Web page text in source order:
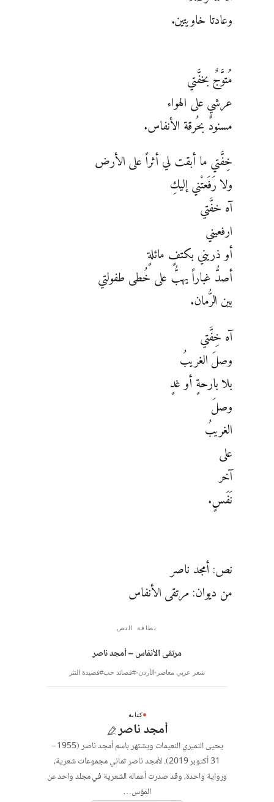
وعادتا خاويتين.
مُتوَّجٌ بخفَّتي
عرشي على الهواء
مسنودٌ بحُرقة الأنفاس.
خِفَّتي ما أبقت لي أثراً على الأرض
ولا رَفَعتْني إليكِ
آه خفَّتي
ارفعيني
أو ذريني بكتفٍ مائلةٍ
أصدُّ غباراً يهبُّ على خُطى طفولتي
بين الرُّمان.
آه خِفَّتي
وصلَ الغريبُ
بلا بارحةٍ أو غدٍ
وصلَ
الغريبُ
على
آخر
نَفَسٍ.
نص: أمجد ناصر
من ديوان: مرتقى الأنفاس
بطاقة النص
مرتقى الأنفاس – أمجد ناصر
شعر عربي معاصر الأردن #قصائد حب#قصيدة النثر
كتابة
أمجد ناصر
يحيى النميري النعيمات ويشتهر باسم أمجد ناصر (1955 –
31 أكتوبر 2019). لأمجد ناصر ثماني مجموعات شعرية،
ورواية واحدة، وقد صدرت أعماله الشعرية في مجلد واحد عن
المؤس…